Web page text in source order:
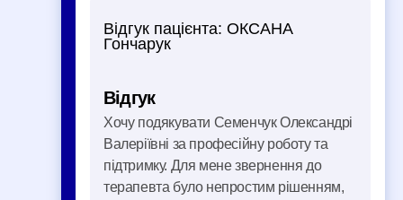
Відгук пацієнта: ОКСАНА
Гончарук
Відгук
Хочу подякувати Семенчук Олександрі
Валеріївні за професійну роботу та
підтримку. Для мене звернення до
терапевта було непростим рішенням,